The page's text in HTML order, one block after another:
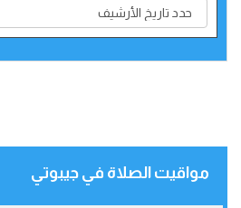
مواقيت الصلاة في جيبوتي‎